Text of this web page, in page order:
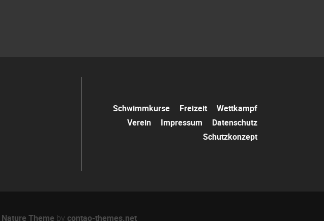
Schwimmkurse Freizeit
Wettkampf
Verein
Impressum
Datenschutz
Schutzkonzept
Nature Theme by contao-themes.net